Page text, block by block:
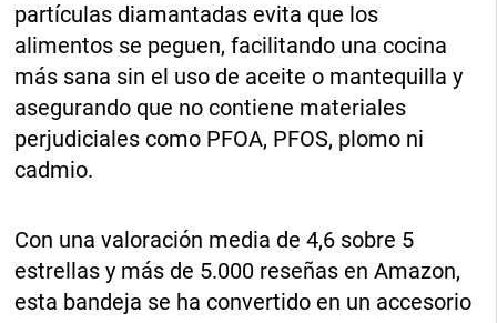
partículas diamantadas evita que los
alimentos se peguen, facilitando una cocina
más sana sin el uso de aceite o mantequilla y
asegurando que no contiene materiales
perjudiciales como PFOA, PFOS, plomo ni
cadmio.
Con una valoración media de 4,6 sobre 5
estrellas y más de 5.000 reseñas en Amazon,
esta bandeja se ha convertido en un accesorio